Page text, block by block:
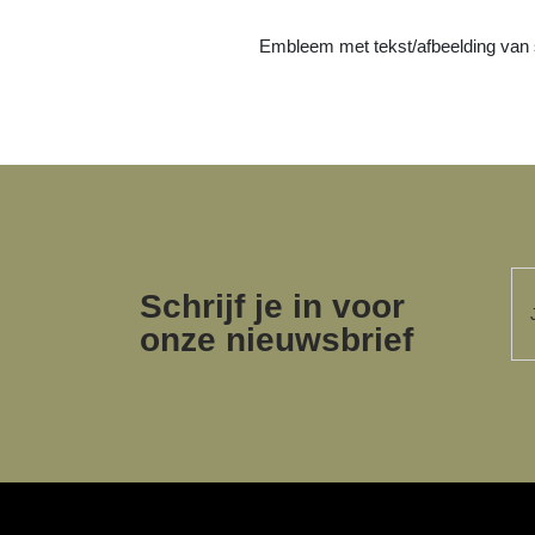
Embleem met tekst/afbeelding van
Schrijf je in voor
onze nieuwsbrief